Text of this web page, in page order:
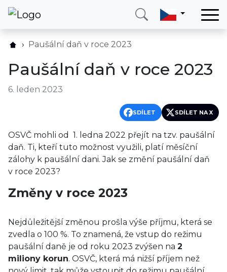
Země
O nás
Kontakt
Zavolejte mi Přihlásit se
Paušální daň v roce 2023
Paušální daň v roce 2023
6. leden 2023
SDÍLET SDÍLET NA X
OSVČ mohli od 1. ledna 2022 přejít na tzv. paušální
daň. Ti, kteří tuto možnost využili, platí měsíční
zálohy k paušální dani. Jak se změní paušální daň
v roce 2023?
Změny v roce 2023
Nejdůležitější změnou prošla výše příjmu, která se
zvedla o 100 %. To znamená, že vstup do režimu
paušální daně je od roku 2023 zvýšen na 2
miliony korun. OSVČ, která má nižší příjem než